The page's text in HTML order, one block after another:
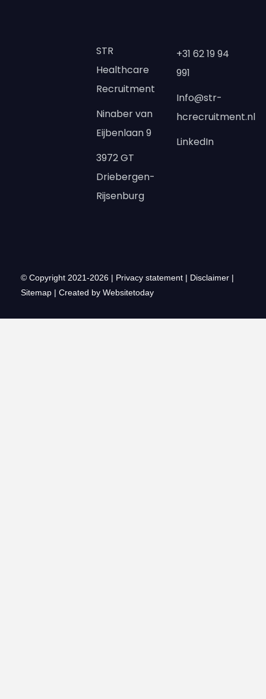
STR
Healthcare
Recruitment
Ninaber van
Eijbenlaan 9
3972 GT
Driebergen-
Rijsenburg
+31 62 19 94
991
Info@str-
hcrecruitment.nl
LinkedIn
© Copyright 2021-2026 | Privacy statement | Disclaimer |
Sitemap | Created by Websitetoday